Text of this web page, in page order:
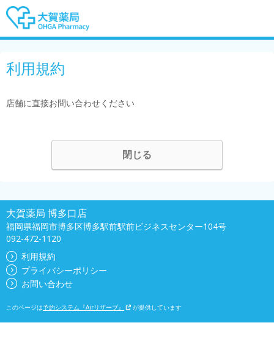
利用規約
店舗に直接お問い合わせください
閉じる
大賀薬局 博多口店
福岡県福岡市博多区博多駅前駅前ビジネスセンター104号
092-472-1120
利用規約
プライバシーポリシー
お問い合わせ
このページは予約システム『Airリザーブ』 が提供しています